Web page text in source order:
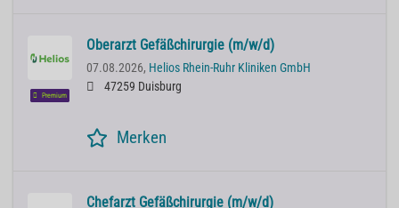
Premium
Oberarzt Gefäßchirurgie (m/w/d)
07.08.2026, Helios Rhein-Ruhr Kliniken GmbH
47259 Duisburg
Merken
Chefarzt Gefäßchirurgie (m/w/d)